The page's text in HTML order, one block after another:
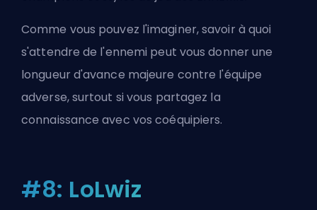
Comme vous pouvez l'imaginer, savoir à quoi
s'attendre de l'ennemi peut vous donner une
longueur d'avance majeure contre l'équipe
adverse, surtout si vous partagez la
connaissance avec vos coéquipiers.
#8: LoLwiz